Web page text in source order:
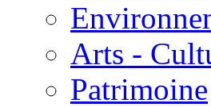
Arts -
Patrimoine